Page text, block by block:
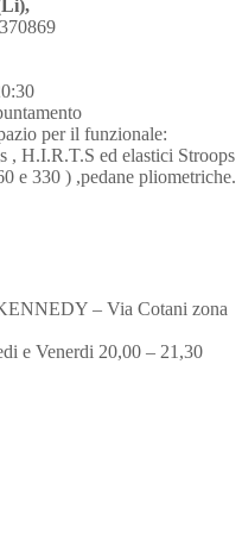
per il funzionale:
, H.I.R.T.S ed elastici Stroops
e 330 ) ,pedane pliometriche.
– Via Cotani zona
e Venerdi 20,00 – 21,30